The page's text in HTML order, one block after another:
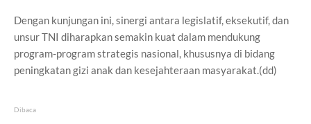
Dengan kunjungan ini, sinergi antara legislatif, eksekutif, dan
unsur TNI diharapkan semakin kuat dalam mendukung
program-program strategis nasional, khususnya di bidang
peningkatan gizi anak dan kesejahteraan masyarakat.(dd)
Dibaca